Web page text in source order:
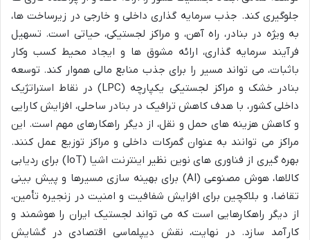
جلوگیری کند. جذب سرمایه گذاری داخلی و خارجی در زیرساخت ها،
به ویژه در بنادر، راه آهن، و مراکز لجستیکی، حیاتی است. تسهیل
فرآیند سرمایه گذاری، ارائه مشوق ها و ایجاد محیط کسب وکار
باثبات، می تواند مسیر را برای جذب منابع مالی هموار کند. توسعه
بنادر خشک و مراکز لجستیکی یکپارچه (LPC) در نقاط استراتژیک
داخلی کشور، با هدف کاهش ترافیک در بنادر ساحلی، افزایش کارایی
و کاهش هزینه های حمل و نقل، از دیگر راهکارهای مهم است. این
مراکز می توانند به عنوان گمرکات داخلی و مراکز توزیع عمل کنند.
بهره گیری از فناوری های نوین نظیر اینترنت اشیا (IoT) برای ردیابی
کالاها، هوش مصنوعی (AI) برای بهینه سازی مسیرها و پیش بینی
تقاضا، و بلاکچین برای افزایش شفافیت و امنیت در زنجیره تأمین،
از دیگر راهکارهایی است که می تواند لجستیک ایران را هوشمند و
کارآمد سازد. در نهایت، نقش دیپلماسی اقتصادی در گشایش